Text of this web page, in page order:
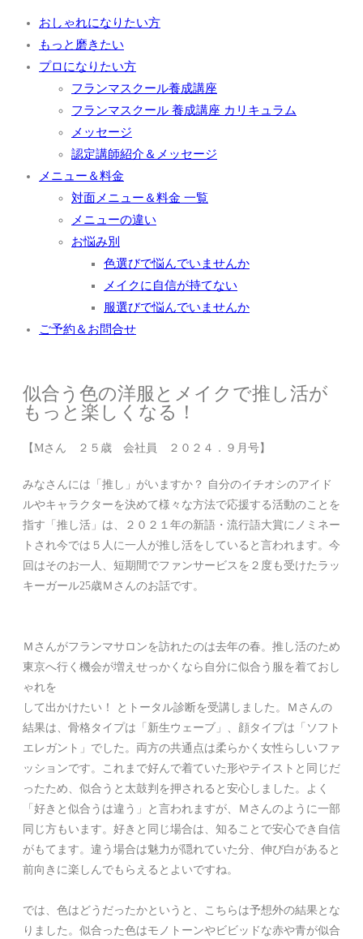
おしゃれになりたい方
もっと磨きたい
プロになりたい方
フランマスクール養成講座
フランマスクール 養成講座 カリキュラム
メッセージ
認定講師紹介＆メッセージ
メニュー＆料金
対面メニュー＆料金 一覧
メニューの違い
お悩み別
色選びで悩んでいませんか
メイクに自信が持てない
服選びで悩んでいませんか
ご予約＆お問合せ
似合う色の洋服とメイクで推し活が
もっと楽しくなる！
【Mさん ２５歳 会社員 ２０２４．９月号】
みなさんには「推し」がいますか？ 自分のイチオシのアイド
ルやキャラクターを決めて様々な方法で応援する活動のことを
指す「推し活」は、２０２１年の新語・流行語大賞にノミネー
トされ今では５人に一人が推し活をしていると言われます。今
回はそのお一人、短期間でファンサービスを２度も受けたラッ
キーガール25歳Ｍさんのお話です。
Ｍさんがフランマサロンを訪れたのは去年の春。推し活のため
東京へ行く機会が増えせっかくなら自分に似合う服を着ておし
ゃれを
して出かけたい！ とトータル診断を受講しました。Ｍさんの
結果は、骨格タイプは「新生ウェーブ」、顔タイプは「ソフト
エレガント」でした。両方の共通点は柔らかく女性らしいファ
ッションです。これまで好んで着ていた形やテイストと同じだ
ったため、似合うと太鼓判を押されると安心しました。よく
「好きと似合うは違う」と言われますが、Ｍさんのように一部
同じ方もいます。好きと同じ場合は、知ることで安心でき自信
がもてます。違う場合は魅力が隠れていた分、伸び白があると
前向きに楽しんでもらえるとよいですね。
では、色はどうだったかというと、こちらは予想外の結果とな
りました。似合った色はモノトーンやビビッドな赤や青が似合